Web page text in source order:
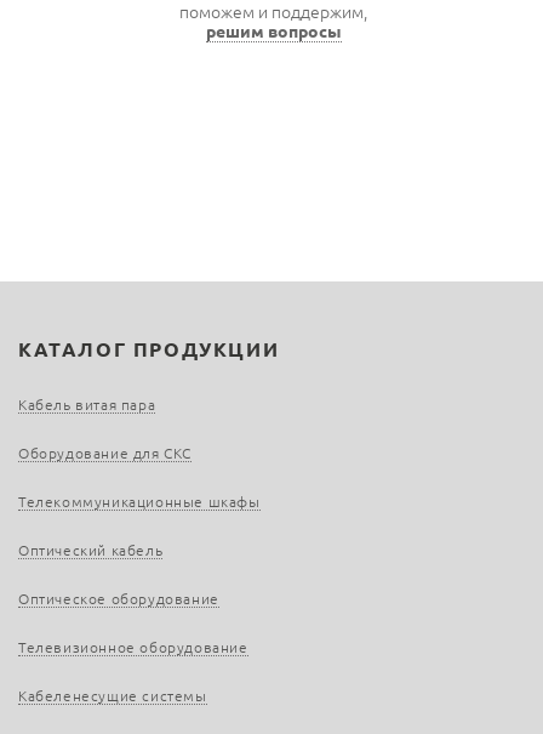
поможем и поддержим,
решим вопросы
КАТАЛОГ ПРОДУКЦИИ
Кабель витая пара
Оборудование для СКС
Телекоммуникационные шкафы
Оптический кабель
Оптическое оборудование
Телевизионное оборудование
Кабеленесущие системы